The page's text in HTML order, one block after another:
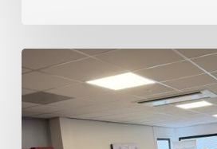
uit
Zeewolde